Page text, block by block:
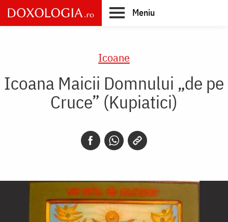
Skip
to
main
Meniu
Icoane
Icoana Maicii Domnului „de pe
Cruce” (Kupiatici)